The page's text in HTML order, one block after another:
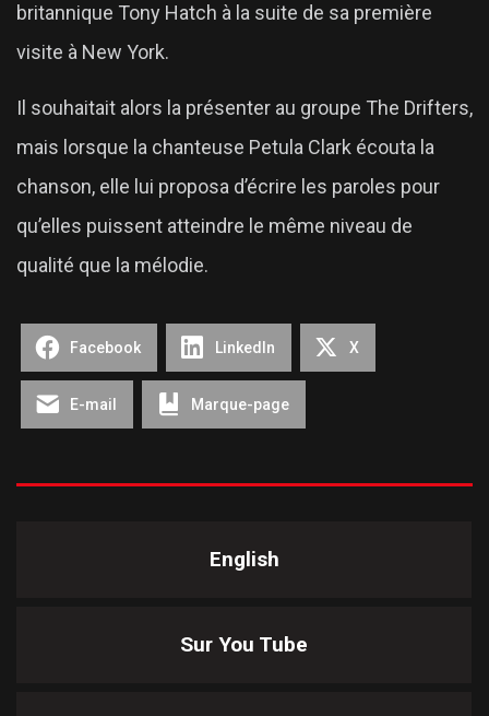
britannique Tony Hatch à la suite de sa première
visite à New York.
Il souhaitait alors la présenter au groupe The Drifters,
mais lorsque la chanteuse Petula Clark écouta la
chanson, elle lui proposa d’écrire les paroles pour
qu’elles puissent atteindre le même niveau de
qualité que la mélodie.
Facebook LinkedIn X
E-mail Marque-page
English
Sur You Tube